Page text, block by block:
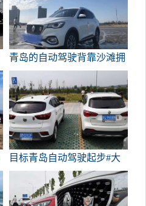
青岛的自动驾驶背靠沙滩拥
抱大海
目标青岛自动驾驶起步#大
奖赛车主短片比赛#